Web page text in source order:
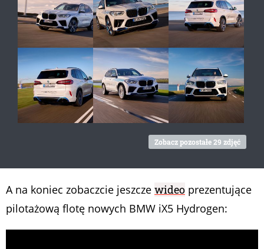
Zobacz pozostałe 29 zdjęć
A na koniec zobaczcie jeszcze wideo prezentujące
pilotażową flotę nowych BMW iX5 Hydrogen: